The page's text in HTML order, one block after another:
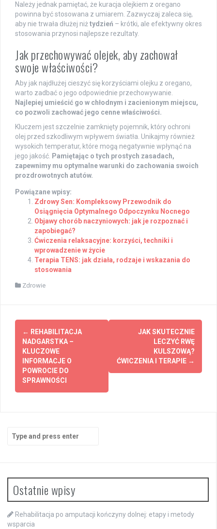
Należy jednak pamiętać, że kuracja olejkiem z oregano
powinna być stosowana z umiarem. Zazwyczaj zaleca się,
aby nie trwała dłużej niżtydzień – krótki, ale efektywny okres
stosowania przynosi najlepsze rezultaty.
Jak przechowywać olejek, aby zachował
swoje właściwości?
Aby jak najdłużej cieszyć się korzyściami olejku z oregano,
warto zadbać o jego odpowiednie przechowywanie.
Najlepiej umieścić go w chłodnym i zacienionym miejscu,
co pozwoli zachować jego cenne właściwości.
Kluczem jest szczelnie zamknięty pojemnik, który ochroni
olej przed szkodliwym wpływem światła. Unikajmy również
wysokich temperatur, które mogą negatywnie wpłynąć na
jego jakość. Pamiętając o tych prostych zasadach,
zapewnimy mu optymalne warunki do zachowania swoich
prozdrowotnych atutów.
Powiązane wpisy:
Zdrowy Sen: Kompleksowy Przewodnik do
Osiągnięcia Optymalnego Odpoczynku Nocnego
Objawy chorób naczyniowych: jak je rozpoznać i
zapobiegać?
Ćwiczenia relaksacyjne: korzyści, techniki i
wprowadzenie w życie
Terapia TENS: jak działa, rodzaje i wskazania do
stosowania
Zdrowie
Post
navigation
← REHABILITACJA
NADGARSTKA –
KLUCZOWE
INFORMACJE O
POWROCIE DO
SPRAWNOŚCI
JAK SKUTECZNIE
LECZYĆ RWĘ
KULSZOWĄ?
ĆWICZENIA I TERAPIE →
Search
for:
Ostatnie wpisy
Rehabilitacja po amputacji kończyny dolnej: etapy i metody
wsparcia